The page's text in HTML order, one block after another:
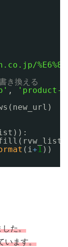
き換える
,
'product-
(i+1 ))
した。
います。